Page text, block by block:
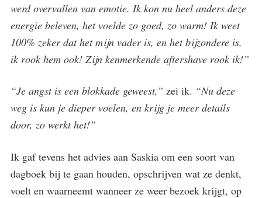
werd overvallen van emotie. Ik kon nu heel anders deze
energie beleven, het voelde zo goed, zo warm! Ik weet
100% zeker dat het mijn vader is, en het bijzondere is,
ik rook hem ook! Zijn kenmerkende aftershave rook ik!”
“Je angst is een blokkade geweest,” zei ik. “Nu deze
weg is kun je dieper voelen, en krijg je meer details
door, zo werkt het!”
Ik gaf tevens het advies aan Saskia om een soort van
dagboek bij te gaan houden, opschrijven wat ze denkt,
voelt en waarneemt wanneer ze weer bezoek krijgt, op